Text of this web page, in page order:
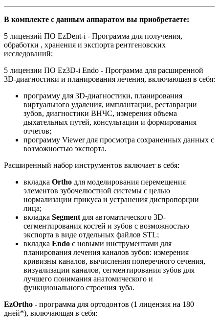
В комплекте с данным аппаратом вы приобретаете:
5 лицензий ПО EzDent-i - Программа для получения,
обработки , хранения и экспорта рентгеновских
исследований;
5 лицензии ПО Ez3D-i Endo - Программа для расширенной
3D-диагностики и планирования лечения, включающая в себя:
программу для 3D-диагностики, планирования
виртуального удаления, имплантации, реставрации
зубов, диагностики ВНЧС, измерения объема
дыхательных путей, консультации и формирования
отчетов;
программу Viewer для просмотра сохраненных данных с
возможностью экспорта.
Расширенный набор инструментов включает в себя:
вкладка Ortho для моделирования перемещения
элементов зубочелюстной системы с целью
нормализации прикуса и устранения диспропорции
лица;
вкладка Segment для автоматического 3D-
сегментирования костей и зубов с возможностью
экспорта в виде отдельных файлов STL;
вкладка Endo с новыми инструментами для
планирования лечения каналов зубов: измерения
кривизны каналов, вычисления поперечного сечения,
визуализации каналов, сегментирования зубов для
лучшего понимания анатомического и
функционального строения зуба.
EzOrtho - программа для ортодонтов (1 лицензия на 180
дней*), включающая в себя: